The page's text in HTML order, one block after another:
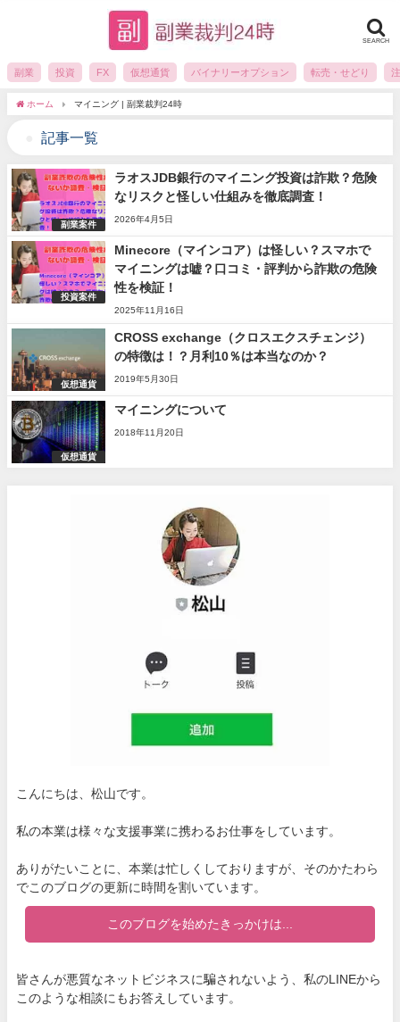
SEARCH
副業 投資 FX 仮想通貨 バイナリーオプション 転売・せどり
ホーム マイニング | 副業裁判24時
記事一覧
副業案件
ラオスJDB銀行のマイニング投資は詐欺？危険
なリスクと怪しい仕組みを徹底調査！
2026年4月5日
投資案件
Minecore（マインコア）は怪しい？スマホで
マイニングは嘘？口コミ・評判から詐欺の危険
性を検証！
2025年11月16日
仮想通貨
CROSS exchange（クロスエクスチェンジ）
の特徴は！？月利10％は本当なのか？
2019年5月30日
仮想通貨
マイニングについて
2018年11月20日
こんにちは、松山です。
私の本業は様々な支援事業に携わるお仕事をしています。
ありがたいことに、本業は忙しくしておりますが、そのかたわら
でこのブログの更新に時間を割いています。
このブログを始めたきっかけは...
皆さんが悪質なネットビジネスに騙されないよう、私のLINEから
このような相談にもお答えしています。